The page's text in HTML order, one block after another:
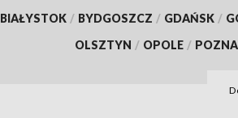
BIAŁYSTOK / BYDGOSZCZ / GDAŃSK /
OLSZTYN / OPOLE /